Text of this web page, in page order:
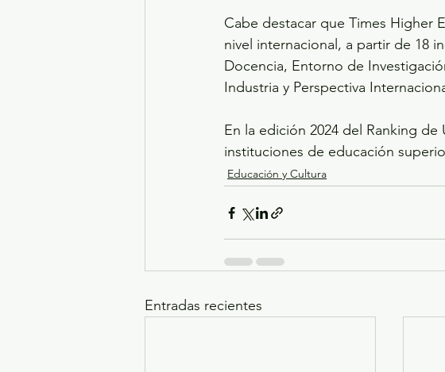
Cabe destacar que Times Higher
nivel internacional, a partir de 18
Docencia, Entorno de
Industria y Perspectiva
En la edición 2024 del Ranking de
instituciones de educación
Educación y Cultura
Entradas recientes